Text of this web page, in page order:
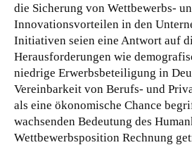
die Sicherung von Wettbewerbs-
Innovationsvorteilen in den
Initiativen seien eine Antwort auf
Herausforderungen wie
niedrige Erwerbsbeteiligung in
Vereinbarkeit von Berufs- und
als eine ökonomische Chance
wachsenden Bedeutung des
Wettbewerbsposition Rechnung